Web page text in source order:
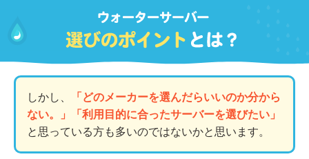
しかし、
「どのメーカーを選んだらいいのか分から
ない。」「利用目的に合ったサーバーを選びたい」
と思っている方も多いのではないかと思います。